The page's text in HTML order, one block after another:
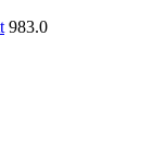
983.0